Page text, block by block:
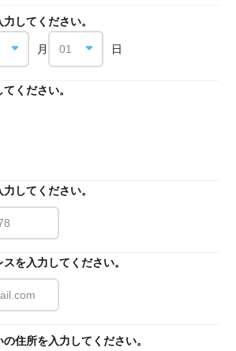
してください。
月 日
ください。
してください。
スを入力してください。
住所を入力してください。